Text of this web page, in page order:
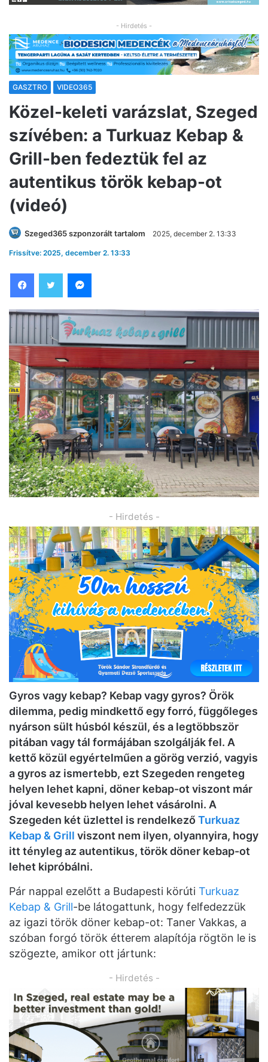
- Hirdetés -
GASZTRO VIDEO365
Közel-keleti varázslat, Szeged
szívében: a Turkuaz Kebap &
Grill-ben fedeztük fel az
autentikus török kebap-ot
(videó)
Szeged365 szponzorált tartalom 2025, december 2. 13:33
Frissítve: 2025, december 2. 13:33
- Hirdetés -
Gyros vagy kebap? Kebap vagy gyros? Örök
dilemma, pedig mindkettő egy forró, függőleges
nyárson sült húsból készül, és a legtöbbször
pitában vagy tál formájában szolgálják fel. A
kettő közül egyértelműen a görög verzió, vagyis
a gyros az ismertebb, ezt Szegeden rengeteg
helyen lehet kapni, döner kebap-ot viszont már
jóval kevesebb helyen lehet vásárolni. A
Szegeden két üzlettel is rendelkezőTurkuaz
Kebap & Grill viszont nem ilyen, olyannyira, hogy
itt tényleg az autentikus, török döner kebap-ot
lehet kipróbálni.
Pár nappal ezelőtt a Budapesti körúti Turkuaz
Kebap & Grill-be látogattunk, hogy felfedezzük
az igazi török döner kebap-ot: Taner Vakkas, a
szóban forgó török étterem alapítója rögtön le is
szögezte, amikor ott jártunk:
- Hirdetés -